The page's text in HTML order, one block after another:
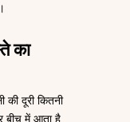
का
दूरी कितनी
बीच में आता है